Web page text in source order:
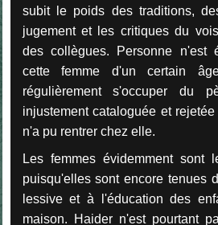
subit le poids des traditions,
jugement et les critiques du
des collègues. Personne n'est
cette femme d'un certain
régulièrement s'occuper du
injustement cataloguée et
n'a pu rentrer chez elle.
Les femmes évidemment sont
puisqu'elles sont encore tenues
lessive et à l'éducation des
maison. Haider n'est pourtant